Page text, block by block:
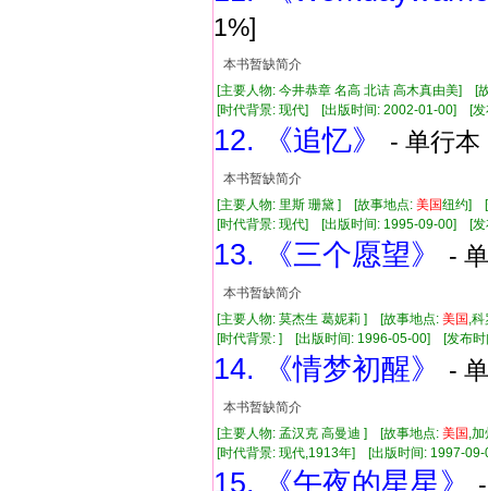
1%]
本书暂缺简介
[主要人物: 今井恭章 名高 北诘 高木真由美] [
[时代背景: 现代] [出版时间: 2002-01-00] [
12. 《追忆》 - 单行
本书暂缺简介
[主要人物: 里斯 珊黛 ] [故事地点: 美国纽约]
[时代背景: 现代] [出版时间: 1995-09-00] [
13. 《三个愿望》 -
本书暂缺简介
[主要人物: 莫杰生 葛妮莉 ] [故事地点: 美国 ,
[时代背景: ] [出版时间: 1996-05-00] [发布
14. 《情梦初醒》 -
本书暂缺简介
[主要人物: 孟汉克 高曼迪 ] [故事地点: 美国 ,
[时代背景: 现代,1913年] [出版时间: 1997-
15. 《午夜的星星》